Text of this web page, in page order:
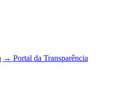
→ Portal da Transparência